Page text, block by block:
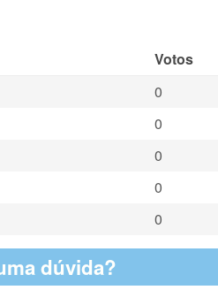
Votos
0
0
0
0
0
dúvida?